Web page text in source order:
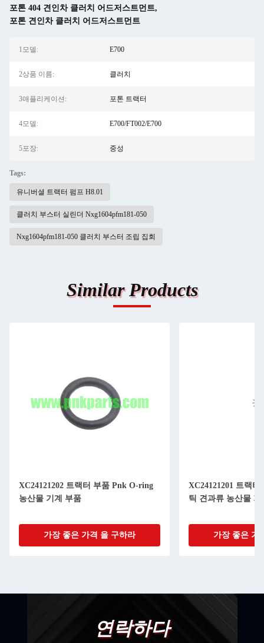
포톤 404 견인차 클러치 어드저스트먼트,
포톤 견인차 클러치 어드저스트먼트
1모델: E700
2상품 이름: 클러치
3애플리케이션: 포톤 트랙터
4모델: E700/FT002/E700
5포장: 중성
Tags:
유니버셜 트랙터 펌프 H8.01
클러치 부스터 실린더 Nxg1604pfm181-050
Nxg1604pfm181-050 클러치 부스터 조립 집회
Similar Products
XC24121202 트랙터 부품 Pnk O-ring
농산물 기계 부품
가장 좋은 가격 을 구하라
XC24121201 트랙
틱 견과류 농산물 기
가장 좋은 가
연락하다